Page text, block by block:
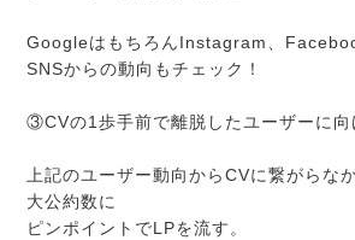
GoogleはもちろんInstagram、
SNSからの動向もチェック！
③CVの1歩手前で離脱したユーザーに向
上記のユーザー動向からCVに繋がらな
大公約数に
ピンポイントでLPを流す。